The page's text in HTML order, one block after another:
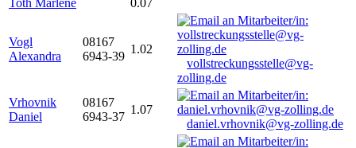
Toth Marlene
0.07
Vogl
Alexandra
08167
6943-39
1.02
vollstreckungsstelle@vg-
zolling.de
Vrhovnik
Daniel
08167
6943-37
1.07
daniel.vrhovnik@vg-zolling.de